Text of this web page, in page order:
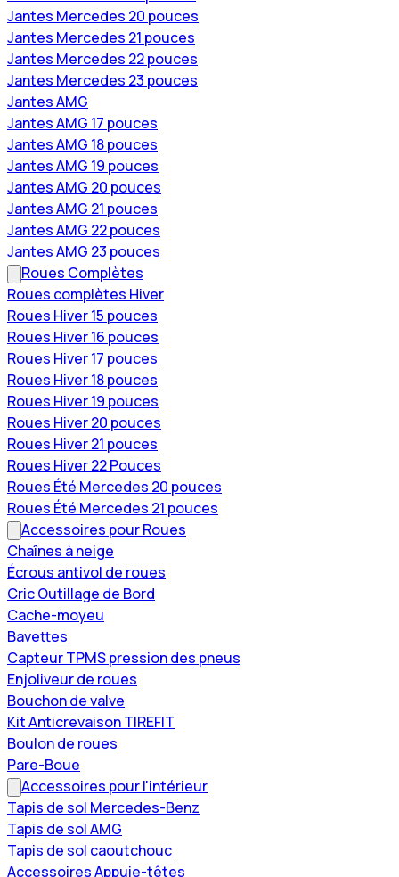
Jantes Mercedes 20 pouces
Jantes Mercedes 21 pouces
Jantes Mercedes 22 pouces
Jantes Mercedes 23 pouces
Jantes AMG
Jantes AMG 17 pouces
Jantes AMG 18 pouces
Jantes AMG 19 pouces
Jantes AMG 20 pouces
Jantes AMG 21 pouces
Jantes AMG 22 pouces
Jantes AMG 23 pouces
Roues Complètes
Roues complètes Hiver
Roues Hiver 15 pouces
Roues Hiver 16 pouces
Roues Hiver 17 pouces
Roues Hiver 18 pouces
Roues Hiver 19 pouces
Roues Hiver 20 pouces
Roues Hiver 21 pouces
Roues Hiver 22 Pouces
Roues Été Mercedes 20 pouces
Roues Été Mercedes 21 pouces
Accessoires pour Roues
Chaînes à neige
Écrous antivol de roues
Cric Outillage de Bord
Cache-moyeu
Bavettes
Capteur TPMS pression des pneus
Enjoliveur de roues
Bouchon de valve
Kit Anticrevaison TIREFIT
Boulon de roues
Pare-Boue
Accessoires pour l'intérieur
Tapis de sol Mercedes-Benz
Tapis de sol AMG
Tapis de sol caoutchouc
Accessoires Appuie-têtes